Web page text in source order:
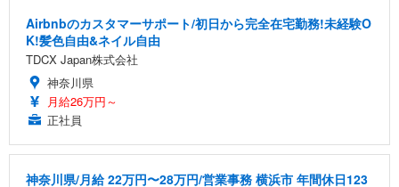
Airbnbのカスタマーサポート/初日から完全在宅勤務!未経験O
K!髪色自由&ネイル自由
TDCX Japan株式会社
神奈川県
月給26万円～
正社員
神奈川県/月給 22万円〜28万円/営業事務 横浜市 年間休日123